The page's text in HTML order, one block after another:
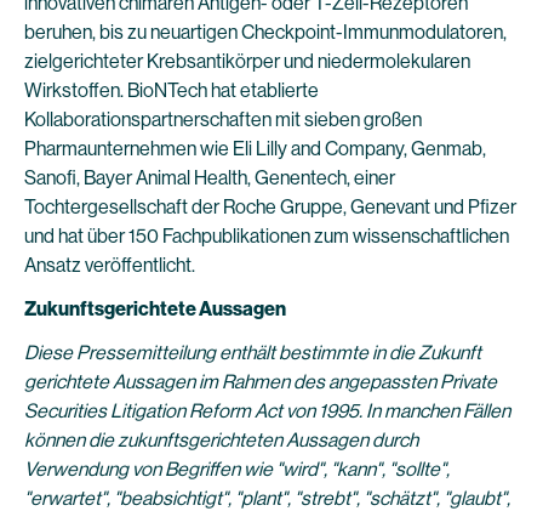
beruhen, bis zu neuartigen Checkpoint-Immunmodulatoren,
zielgerichteter Krebsantikörper und niedermolekularen
Wirkstoffen. BioNTech hat etablierte
Kollaborationspartnerschaften mit sieben großen
Pharmaunternehmen wie Eli Lilly and Company, Genmab,
Sanofi, Bayer Animal Health, Genentech, einer
Tochtergesellschaft der Roche Gruppe, Genevant und Pfizer
und hat über 150 Fachpublikationen zum wissenschaftlichen
Ansatz veröffentlicht.
Zukunftsgerichtete Aussagen
Diese Pressemitteilung enthält bestimmte in die Zukunft
gerichtete Aussagen im Rahmen des angepassten Private
Securities Litigation Reform Act von 1995. In manchen Fällen
können die zukunftsgerichteten Aussagen durch
Verwendung von Begriffen wie "wird", "kann", "sollte",
"erwartet", "beabsichtigt", "plant", "strebt", "schätzt", "glaubt",